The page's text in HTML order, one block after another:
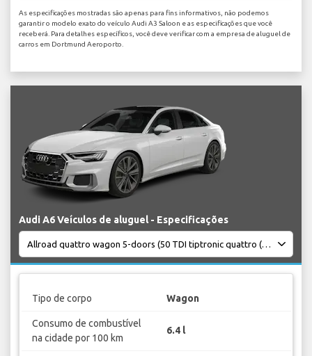
As especificações mostradas são apenas para fins informativos, não podemos
garantir o modelo exato do veículo Audi A3 Saloon e as especificações que você
receberá. Para detalhes específicos, você deve verificar com a empresa de aluguel de
carros em Dortmund Aeroporto.
Audi A6 Veículos de aluguel - Especificações
Tipo de corpo Wagon
Consumo de combustível
na cidade por 100 km
6.4 l